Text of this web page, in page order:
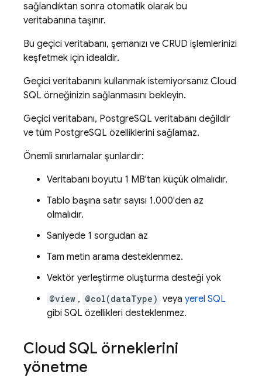
sağlandıktan sonra otomatik olarak bu
veritabanına taşınır.
Bu geçici veritabanı, şemanızı ve CRUD işlemlerinizi
keşfetmek için idealdir.
Geçici veritabanını kullanmak istemiyorsanız Cloud
SQL örneğinizin sağlanmasını bekleyin.
Geçici veritabanı, PostgreSQL veritabanı değildir
ve tüm PostgreSQL özelliklerini sağlamaz.
Önemli sınırlamalar şunlardır:
Veritabanı boyutu 1 MB'tan küçük olmalıdır.
Tablo başına satır sayısı 1.000'den az
olmalıdır.
Saniyede 1 sorgudan az
Tam metin arama desteklenmez.
Vektör yerleştirme oluşturma desteği yok
@view , @col(dataType) veya yerel SQL
gibi SQL özellikleri desteklenmez.
Cloud SQL örneklerini
yönetme